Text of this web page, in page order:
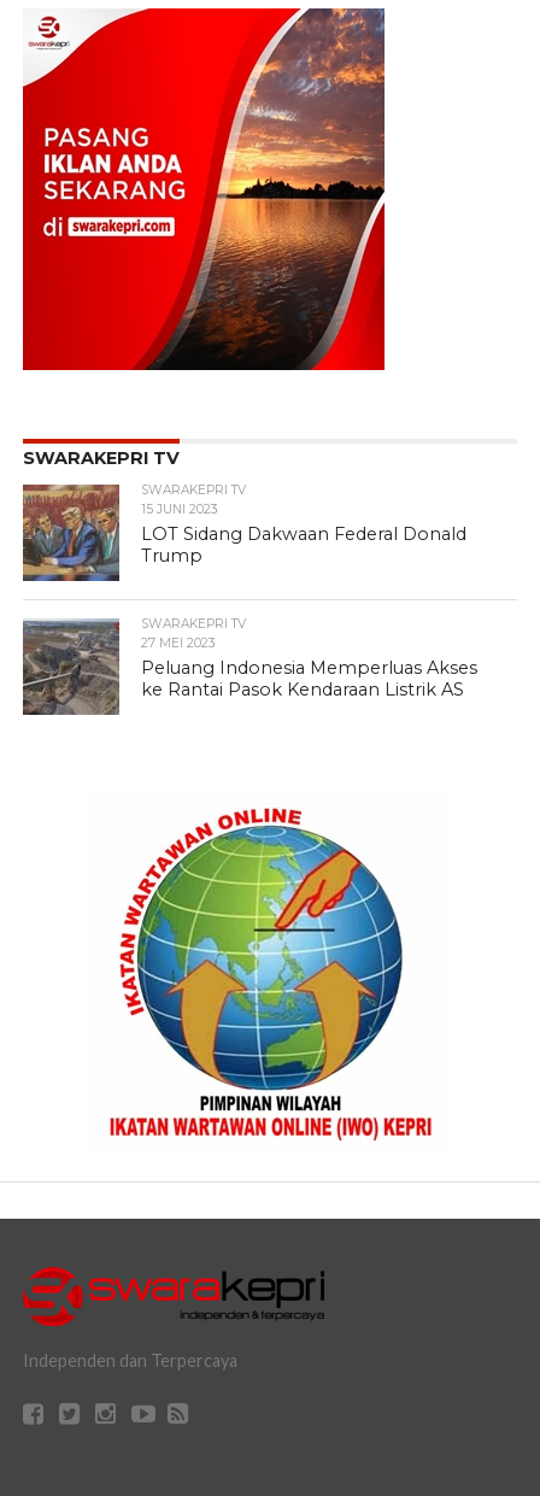
SWARAKEPRI TV
SWARAKEPRI TV
15 JUNI 2023
LOT Sidang Dakwaan Federal Donald
Trump
SWARAKEPRI TV
27 MEI 2023
Peluang Indonesia Memperluas Akses
ke Rantai Pasok Kendaraan Listrik AS
Independen dan Terpercaya